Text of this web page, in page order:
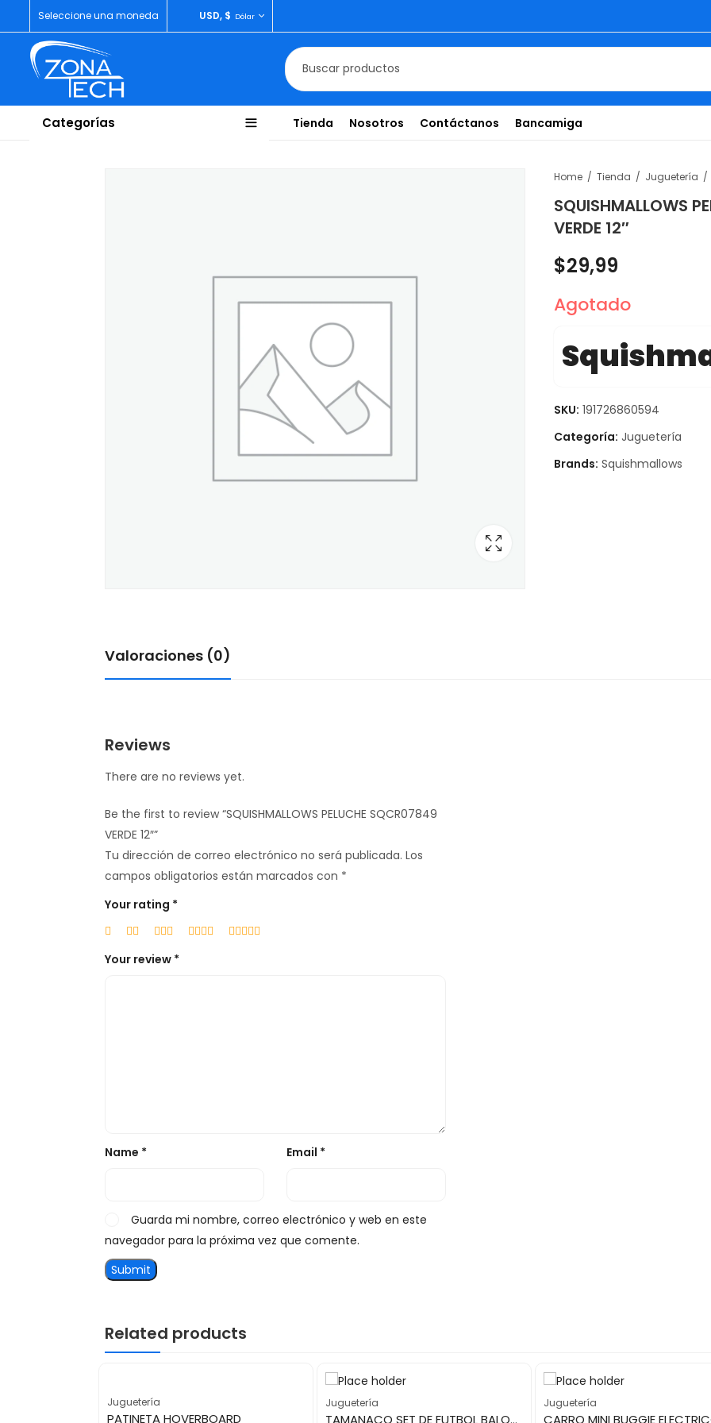
Seleccione una moneda USD, $ Dólar
Categorías Tienda Nosotros Contáctanos Bancamiga
Home Tienda Juguetería
SQUISHMALLOWS
VERDE 12″
$29,99
Agotado
SKU: 191726860594
Categoría: Juguetería
Brands: Squishmallows
Valoraciones (0)
Reviews
There are no reviews yet.
Be the first to review “SQUISHMALLOWS PELUCHE SQCR07849
VERDE 12″”
Tu dirección de correo electrónico no será publicada. Los
campos obligatorios están marcados con *
Your rating *
Your review *
Name * Email *
Guarda mi nombre, correo electrónico y web en este
navegador para la próxima vez que comente.
Related products
Juguetería
PATINETA HOVERBOARD
Juguetería Juguetería